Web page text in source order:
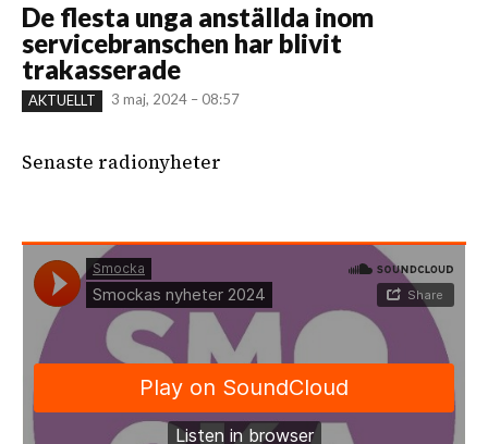
De flesta unga anställda inom
servicebranschen har blivit
trakasserade
AKTUELLT 3 maj, 2024 – 08:57
Senaste radionyheter